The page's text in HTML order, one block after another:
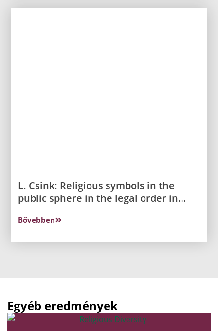
L. Csink: Religious symbols in the
public sphere in the legal order in
Bővebben
Egyéb eredmények